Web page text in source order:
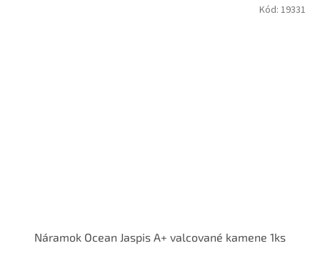
Náramok Ocean Jaspis A+ valcované kamene 1ks
Kód: 19331